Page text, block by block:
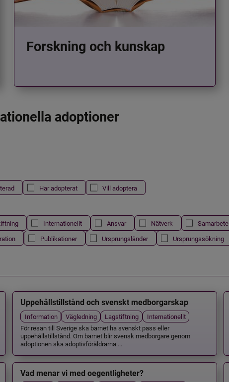
Forskning och kunskap
adoptioner
Har adopterat Vill adoptera
Internationellt Ansvar Nätverk Samarbete
Publikationer Ursprungsländer Ursprungssökning
Uppehållstillstånd och svenskt medborgarskap
Information Vägledning Lagstiftning
Internationellt
För resan till Sverige ska barnet ha svenskt pass eller
uppehållstillstånd. Om barnet blir svensk medborgare genom
adoptionen ska adoptivföräldrarna ...
Vad menar vi med oegentligheter?